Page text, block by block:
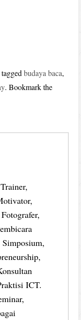
taggedbudaya baca,
. Bookmark the
Simposium,
ICT.